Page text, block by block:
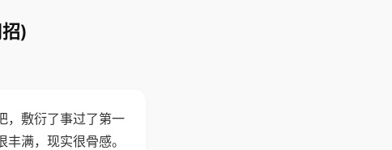
)
，敷衍了事过了第一
满，现实很骨感。